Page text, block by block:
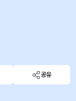
공유